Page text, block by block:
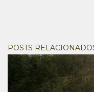
POSTS